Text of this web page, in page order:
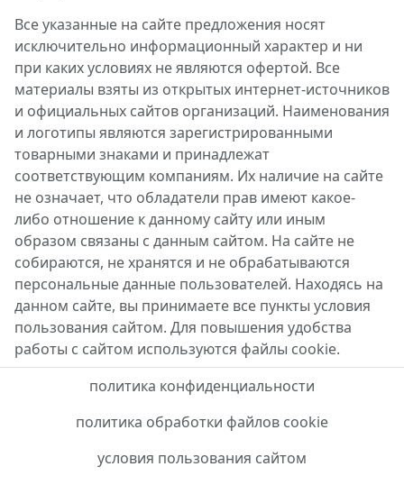
Все указанные на сайте предложения носят
исключительно информационный характер и ни
при каких условиях не являются офертой. Все
материалы взяты из открытых интернет-источников
и официальных сайтов организаций. Наименования
и логотипы являются зарегистрированными
товарными знаками и принадлежат
соответствующим компаниям. Их наличие на сайте
не означает, что обладатели прав имеют какое-
либо отношение к данному сайту или иным
образом связаны с данным сайтом. На сайте не
собираются, не хранятся и не обрабатываются
персональные данные пользователей. Находясь на
данном сайте, вы принимаете все пункты условия
пользования сайтом. Для повышения удобства
работы с сайтом используются файлы cookie.
политика конфиденциальности
политика обработки файлов cookie
условия пользования сайтом